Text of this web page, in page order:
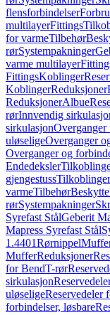
flensforbindelser
multilayerFittings
for varmeTilbehør
rørSystempakninger
varme multilayer
FittingsKoblinger
KoblingerReduksjoner
ReduksjonerAlbue
rørInnvendig
sirkulasjonOverganger
uløseligeOverganger
Overganger og
Endedeksler
gjengestuss
varmeTilbehør
rørSystempakninger
Syrefast StålGeberit
Mapress Syrefast Stål
1.4401Rørnippel
MufferReduksjoner
for BendT-rør
sirkulasjon
uløseligeReservedeler
forbindelser, løsbare